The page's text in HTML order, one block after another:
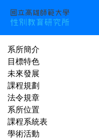
系所簡介
目標特色
未來發展
課程規劃
法令規章
系所位置
課程系統表
學術活動